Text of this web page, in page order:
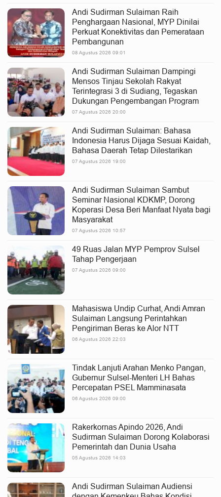
Andi Sudirman Sulaiman Raih
Penghargaan Nasional, MYP Dinilai
Perkuat Konektivitas dan Pemerataan
Pembangunan
08 Agustus 2026 09:01
Andi Sudirman Sulaiman Dampingi
Mensos Tinjau Sekolah Rakyat
Terintegrasi 3 di Sudiang, Tegaskan
Dukungan Pengembangan Program
07 Agustus 2026 20:00
Andi Sudirman Sulaiman: Bahasa
Indonesia Harus Dijaga Sesuai Kaidah,
Bahasa Daerah Tetap Dilestarikan
07 Agustus 2026 19:00
Andi Sudirman Sulaiman Sambut
Seminar Nasional KDKMP, Dorong
Koperasi Desa Beri Manfaat Nyata bagi
Masyarakat
07 Agustus 2026 10:57
49 Ruas Jalan MYP Pemprov Sulsel
Tahap Pengerjaan
07 Agustus 2026 09:00
Mahasiswa Undip Curhat, Andi Amran
Sulaiman Langsung Perintahkan
Pengiriman Beras ke Alor NTT
06 Agustus 2026 22:03
Tindak Lanjuti Arahan Menko Pangan,
Gubernur Sulsel-Menteri LH Bahas
Percepatan PSEL Mamminasata
06 Agustus 2026 09:00
Rakerkornas Apindo 2026, Andi
Sudirman Sulaiman Dorong Kolaborasi
Pemerintah dan Dunia Usaha
05 Agustus 2026 14:03
Andi Sudirman Sulaiman Audiensi